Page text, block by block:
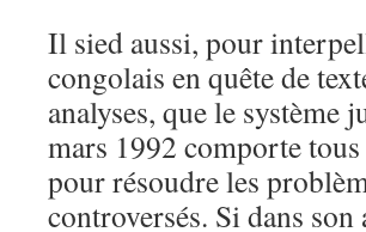
Il sied aussi, pour
congolais en quête de
analyses, que le
mars 1992 comporte
pour résoudre les
controversés. Si dans